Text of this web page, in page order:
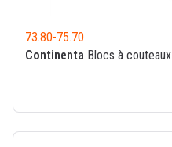
73.80-75.70
Continenta Blocs à